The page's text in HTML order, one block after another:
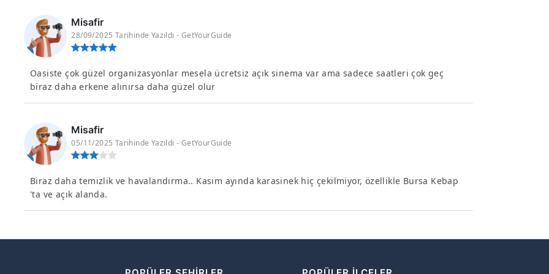
Misafir
28/09/2025 Tarihinde Yazıldı - GetYourGuide
Oasiste çok güzel organizasyonlar mesela ücretsiz açık sinema var ama sadece saatleri çok geç
biraz daha erkene alınırsa daha güzel olur
Misafir
05/11/2025 Tarihinde Yazıldı - GetYourGuide
Biraz daha temizlik ve havalandırma.. Kasım ayında karasinek hiç çekilmiyor, özellikle Bursa Kebap
'ta ve açık alanda.